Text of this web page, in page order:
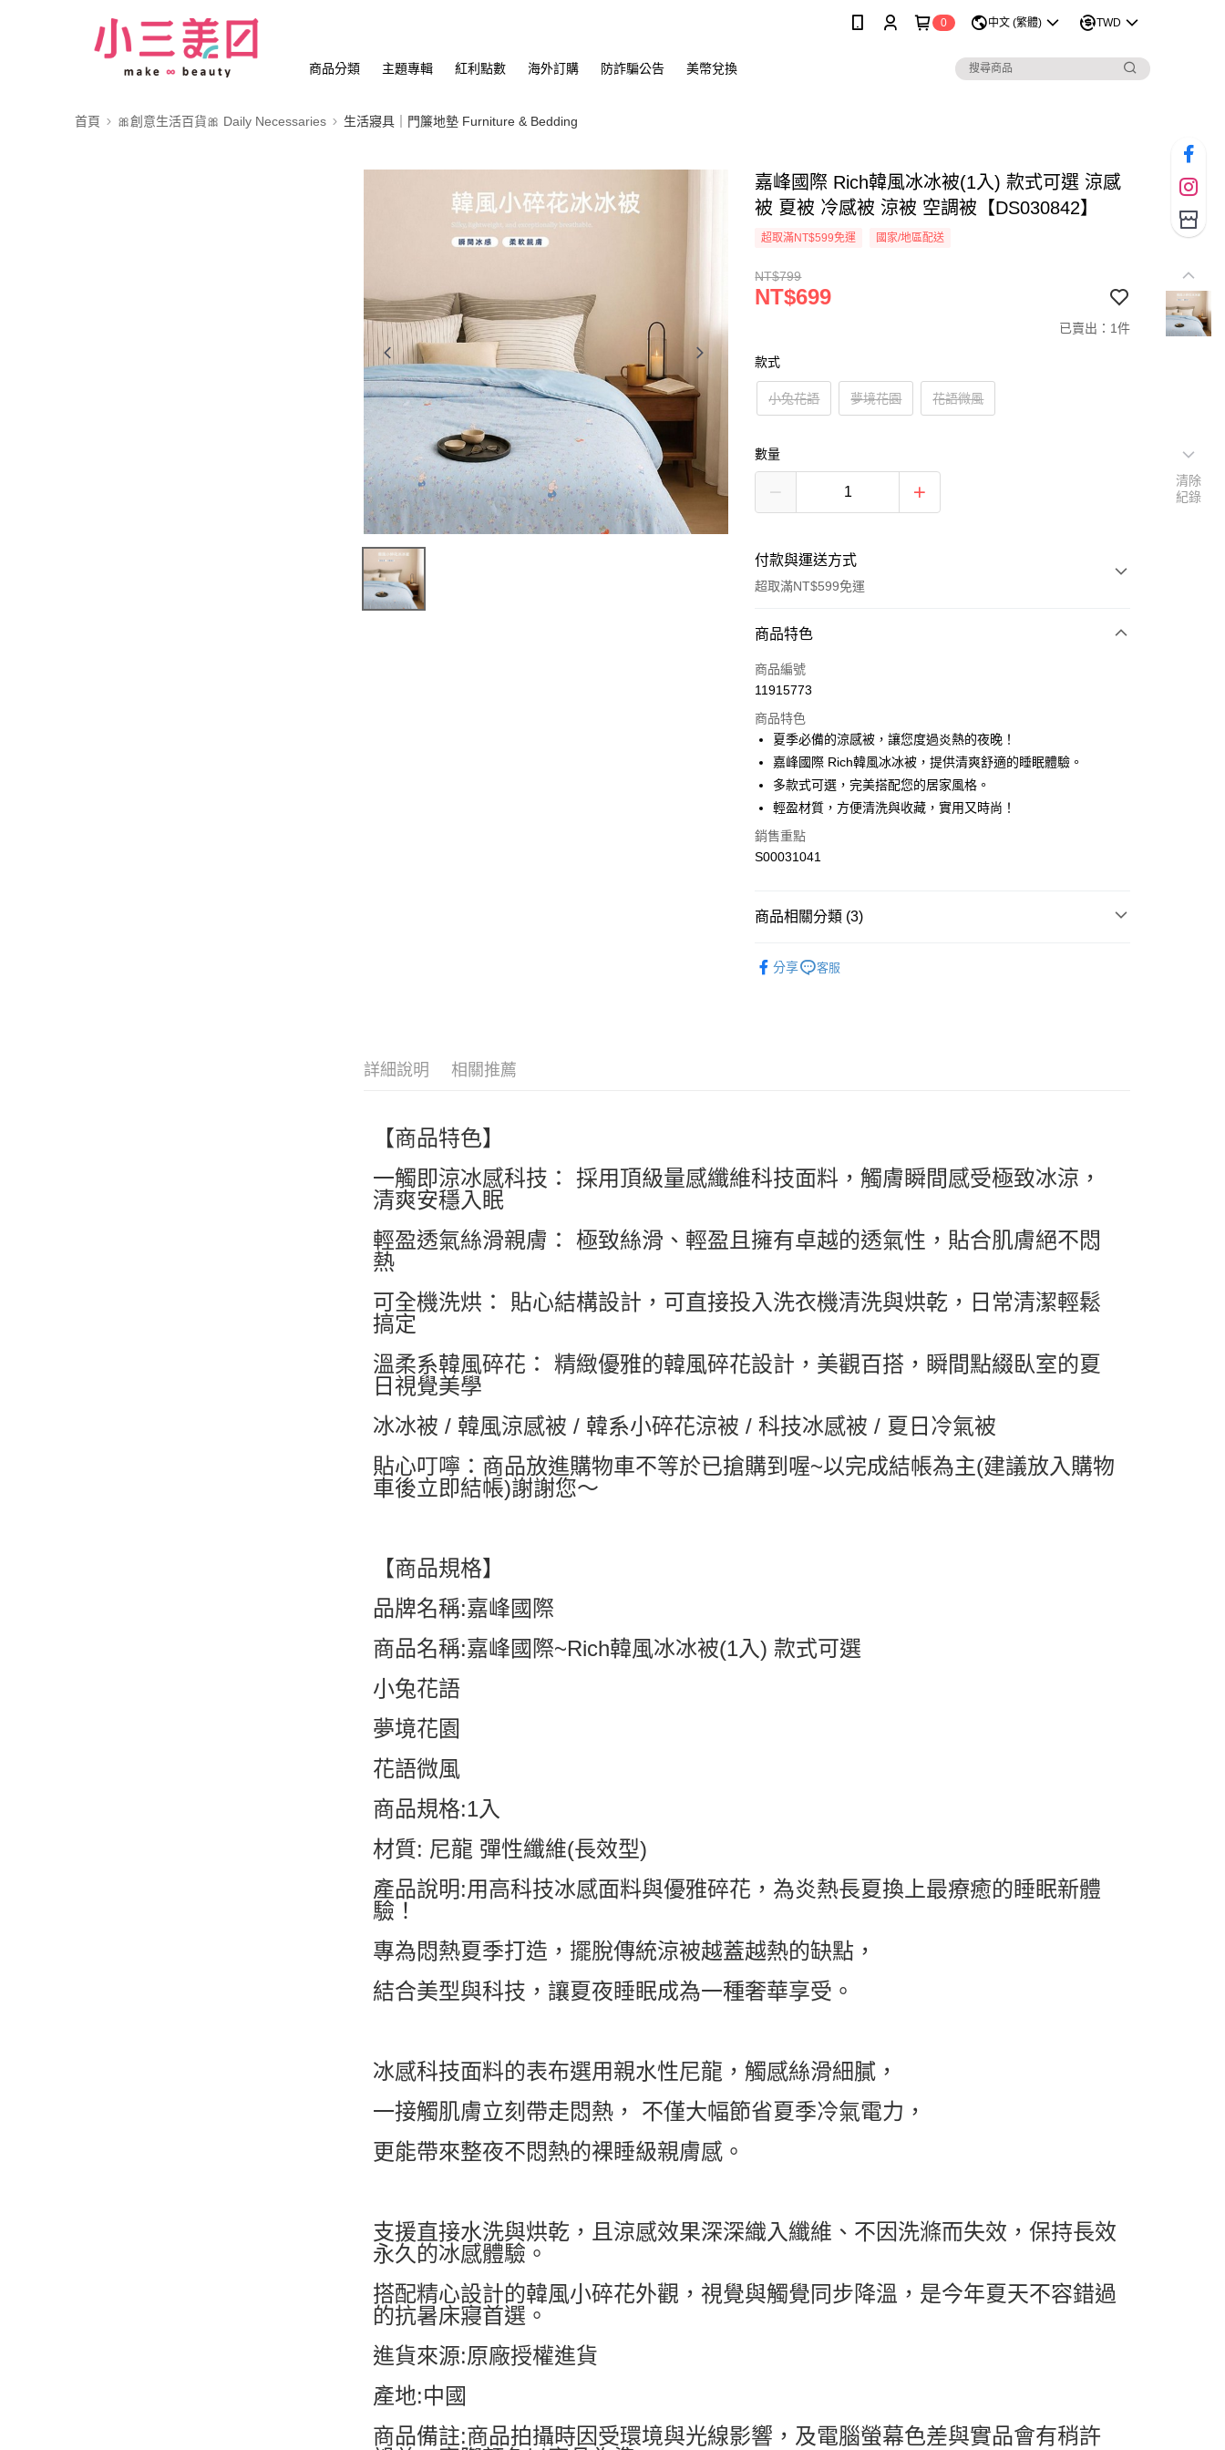
0 中文 (繁體) TWD
商品分類 主題專輯 紅利點數 海外訂購 防詐騙公告 美幣兌換
首頁 🎀創意生活百貨🎀 Daily Necessaries 生活寢具｜門簾地墊 Furniture & Bedding
嘉峰國際 Rich韓風冰冰被(1入) 款式可選 涼感
被 夏被 冷感被 涼被 空調被【DS030842】
超取滿NT$599免運 國家/地區配送
NT$799
NT$699
已賣出：1件
款式
小兔花語 夢境花園 花語微風
數量
付款與運送方式
超取滿NT$599免運
付款方式
信用卡一次付款
LINE Pay
Apple Pay
街口支付
全盈+PAY
運送方式
全家付款取貨
付款後7-11取貨
宅配
國家/地區配送0330 查看運費
商品特色
商品編號
11915773
商品特色
夏季必備的涼感被，讓您度過炎熱的夜晚！
嘉峰國際 Rich韓風冰冰被，提供清爽舒適的睡眠體驗。
多款式可選，完美搭配您的居家風格。
輕盈材質，方便清洗與收藏，實用又時尚！
銷售重點
S00031041
商品相關分類 (3)
Furniture & Bedding
分享 客服
詳細說明 相關推薦
【商品特色】
一觸即涼冰感科技： 採用頂級量感纖維科技面料，觸膚瞬間感受極致冰涼，
清爽安穩入眠
輕盈透氣絲滑親膚： 極致絲滑、輕盈且擁有卓越的透氣性，貼合肌膚絕不悶
熱
可全機洗烘： 貼心結構設計，可直接投入洗衣機清洗與烘乾，日常清潔輕鬆
搞定
溫柔系韓風碎花： 精緻優雅的韓風碎花設計，美觀百搭，瞬間點綴臥室的夏
日視覺美學
冰冰被 / 韓風涼感被 / 韓系小碎花涼被 / 科技冰感被 / 夏日冷氣被
貼心叮嚀：商品放進購物車不等於已搶購到喔~以完成結帳為主(建議放入購物
車後立即結帳)謝謝您～
【商品規格】
品牌名稱:嘉峰國際
商品名稱:嘉峰國際~Rich韓風冰冰被(1入) 款式可選
小兔花語
夢境花園
花語微風
商品規格:1入
材質: 尼龍 彈性纖維(長效型)
產品說明:用高科技冰感面料與優雅碎花，為炎熱長夏換上最療癒的睡眠新體
驗！
專為悶熱夏季打造，擺脫傳統涼被越蓋越熱的缺點，
結合美型與科技，讓夏夜睡眠成為一種奢華享受。
冰感科技面料的表布選用親水性尼龍，觸感絲滑細膩，
一接觸肌膚立刻帶走悶熱， 不僅大幅節省夏季冷氣電力，
更能帶來整夜不悶熱的裸睡級親膚感。
支援直接水洗與烘乾，且涼感效果深深織入纖維、不因洗滌而失效，保持長效
永久的冰感體驗。
搭配精心設計的韓風小碎花外觀，視覺與觸覺同步降溫，是今年夏天不容錯過
的抗暑床寢首選。
進貨來源:原廠授權進貨
產地:中國
商品備註:商品拍攝時因受環境與光線影響，及電腦螢幕色差與實品會有稍許
清除
紀錄